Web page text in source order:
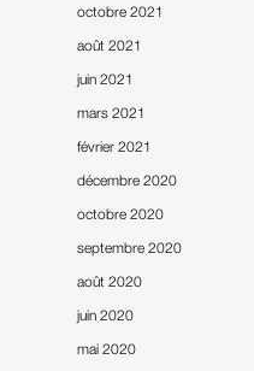
octobre 2021
août 2021
juin 2021
mars 2021
février 2021
décembre 2020
octobre 2020
septembre 2020
août 2020
juin 2020
mai 2020